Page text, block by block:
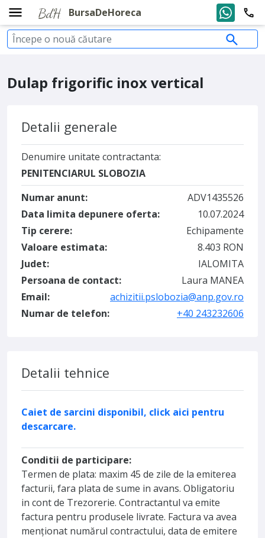
BursaDeHoreca
Dulap frigorific inox vertical
Detalii generale
Denumire unitate contractanta:
PENITENCIARUL SLOBOZIA
Numar anunt:
ADV1435526
Data limita depunere oferta:
10.07.2024
Tip cerere:
Echipamente
Valoare estimata:
8.403 RON
Judet:
IALOMITA
Persoana de contact:
Laura MANEA
Email:
achizitii.pslobozia@anp.gov.ro
Numar de telefon:
+40 243232606
Detalii tehnice
Caiet de sarcini disponibil, click aici pentru
descarcare.
Conditii de participare:
Termen de plata: maxim 45 de zile de la emiterea
facturii, fara plata de sume in avans. Obligatoriu
in cont de Trezorerie. Contractantul va emite
factura pentru produsele livrate. Factura va avea
menționat numărul contractului, data de emitere